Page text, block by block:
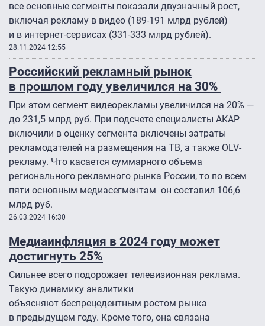
все основные сегменты показали двузначный рост,
включая рекламу в видео (189-191 млрд рублей)
и в интернет-сервисах (331-333 млрд рублей).
28.11.2024 12:55
Российский рекламный рынок
в прошлом году увеличился на 30%
При этом сегмент видеорекламы увеличился на 20% —
до 231,5 млрд руб. При подсчете специалисты АКАР
включили в оценку сегмента включены затраты
рекламодателей на размещения на ТВ, а также OLV-
рекламу. Что касается суммарного объема
регионального рекламного рынка России, то по всем
пяти основным медиасегментам он составил 106,6
млрд руб.
26.03.2024 16:30
Медиаинфляция в 2024 году может
достигнуть 25%
Сильнее всего подорожает телевизионная реклама.
Такую динамику аналитики
объясняют беспрецедентным ростом рынка
в предыдущем году. Кроме того, она связана